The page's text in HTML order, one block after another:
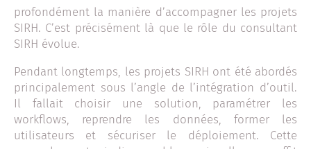
profondément la manière d’accompagner les projets
SIRH. C’est précisément là que le rôle du consultant
SIRH évolue.
Pendant longtemps, les projets SIRH ont été abordés
principalement sous l’angle de l’intégration d’outil.
Il fallait choisir une solution, paramétrer les
workflows, reprendre les données, former les
utilisateurs et sécuriser le déploiement. Cette